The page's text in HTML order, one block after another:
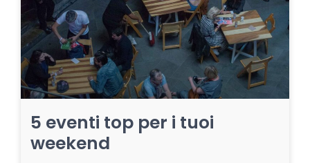
5 eventi top per i tuoi
weekend